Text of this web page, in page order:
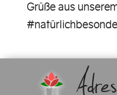
Grüße aus